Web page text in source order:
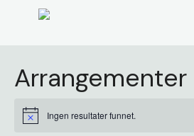
content
Arrangementer
MerknadIngen resultater funnet.